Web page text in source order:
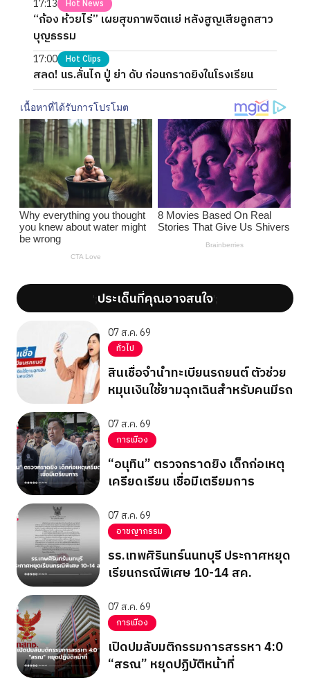
17:13 Hot News
“ก้อง ห้วยไร่” เผยสุขภาพจิตแย่ หลังสูญเสียลูกสาว
บุญธรรม
17:00 Hot Clips
สลด! นร.ลั่นไก ปู่ ย่า ดับ ก่อนกราดยิงในโรงเรียน
';ประเด็นที่คุณอาจสนใจ';
07 ส.ค. 69
ทั่วไป
สินเชื่อจำนำทะเบียนรถยนต์ ตัวช่วย
หมุนเงินใช้ยามฉุกเฉินสำหรับคนมีรถ
07 ส.ค. 69
การเมือง
“อนุทิน” ตรวจกราดยิง เด็กก่อเหตุ
เครียดเรียน เชื่อมีเตรียมการ
07 ส.ค. 69
อาชญากรรม
รร.เทพศิรินทร์นนทบุรี ประกาศหยุด
เรียนกรณีพิเศษ 10-14 สค.
07 ส.ค. 69
การเมือง
เปิดปมลับมติกรรมการสรรหา 4:0
“สรณ” หยุดปฏิบัติหน้าที่